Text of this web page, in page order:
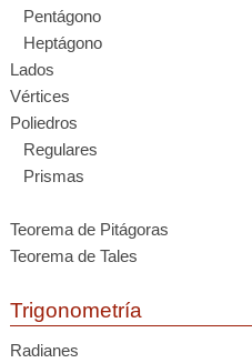
Pentágono
Heptágono
Lados
Vértices
Poliedros
Regulares
Prismas
Teorema de Pitágoras
Teorema de Tales
Trigonometría
Radianes